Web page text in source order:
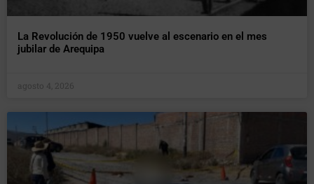
La Revolución de 1950 vuelve al escenario en el mes
jubilar de Arequipa
agosto 4, 2026